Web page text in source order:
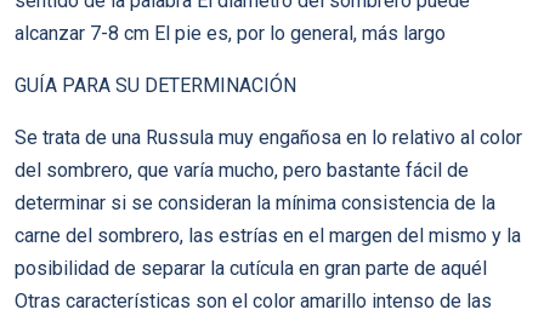
alcanzar 7-8 cm El pie es, por lo general, más largo
GUÍA PARA SU DETERMINACIÓN
Se trata de una Russula muy engañosa en lo relativo al color
del sombrero, que varía mucho, pero bastante fácil de
determinar si se consideran la mínima consistencia de la
carne del sombrero, las estrías en el margen del mismo y la
posibilidad de separar la cutícula en gran parte de aquél
Otras características son el color amarillo intenso de las